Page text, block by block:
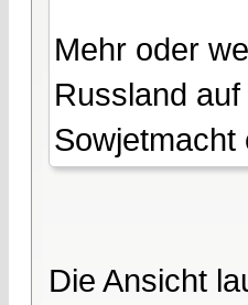
Mehr oder
Russland
Sowjetmacht
Die Ansicht